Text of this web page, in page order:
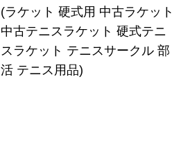
(ラケット 硬式用 中古ラケット
中古テニスラケット 硬式テニ
スラケット テニスサークル 部
活 テニス用品)